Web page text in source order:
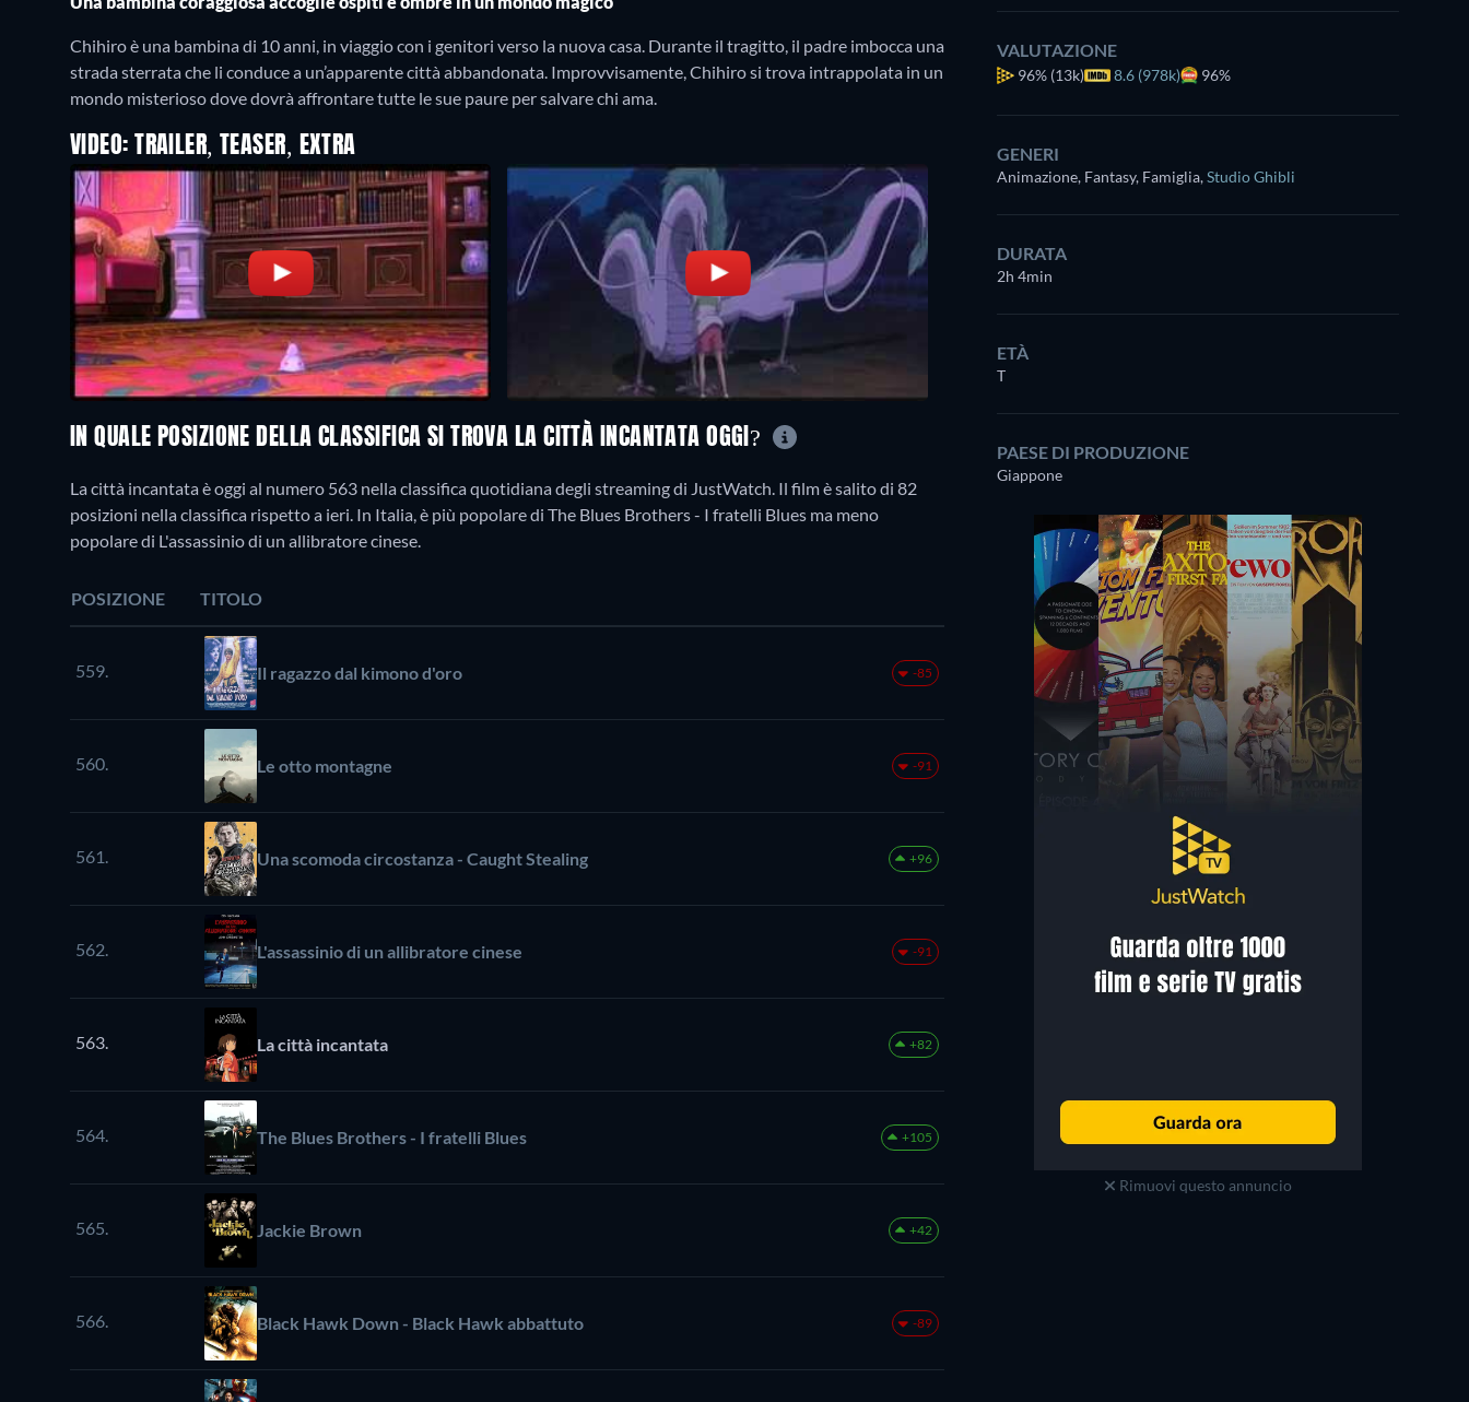
Chihiro è una bambina di 10 anni, in viaggio con i genitori verso la nuova casa. Durante il tragitto, il padre imbocca una
strada sterrata che li conduce a un’apparente città abbandonata. Improvvisamente, Chihiro si trova intrappolata in un
mondo misterioso dove dovrà affrontare tutte le sue paure per salvare chi ama.
VIDEO: TRAILER, TEASER, EXTRA
VALUTAZIONE
96% (13k) 8.6 (978k) 96%
GENERI
Animazione, Fantasy, Famiglia,Studio Ghibli
DURATA
2h 4min
ETÀ
T
PAESE DI PRODUZIONE
Giappone
Rimuovi questo annuncio
IN QUALE POSIZIONE DELLA CLASSIFICA SI TROVA LA CITTÀ INCANTATA OGGI?
La città incantata è oggi al numero 563 nella classifica quotidiana degli streaming di JustWatch. Il film è salito di 82
posizioni nella classifica rispetto a ieri. In Italia, è più popolare di The Blues Brothers - I fratelli Blues ma meno
popolare di L'assassinio di un allibratore cinese.
POSIZIONE TITOLO
559. Il ragazzo dal kimono d'oro -85
560. Le otto montagne -91
561. Una scomoda circostanza - Caught Stealing +96
562. L'assassinio di un allibratore cinese -91
563. La città incantata +82
564. The Blues Brothers - I fratelli Blues +105
565. Jackie Brown +42
566. Black Hawk Down - Black Hawk abbattuto -89